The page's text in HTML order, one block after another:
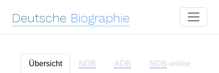
Deutsche Biographie
Übersicht NDB ADB NDB-online